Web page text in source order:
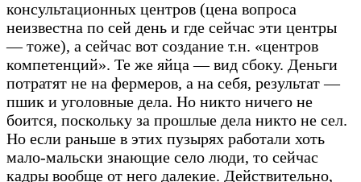
консультационных центров (цена вопроса
неизвестна по сей день и где сейчас эти центры
— тоже), а сейчас вот создание т.н. «центров
компетенций». Те же яйца — вид сбоку. Деньги
потратят не на фермеров, а на себя, результат —
пшик и уголовные дела. Но никто ничего не
боится, поскольку за прошлые дела никто не сел.
Но если раньше в этих пузырях работали хоть
мало-мальски знающие село люди, то сейчас
кадры вообще от него далекие. Действительно,